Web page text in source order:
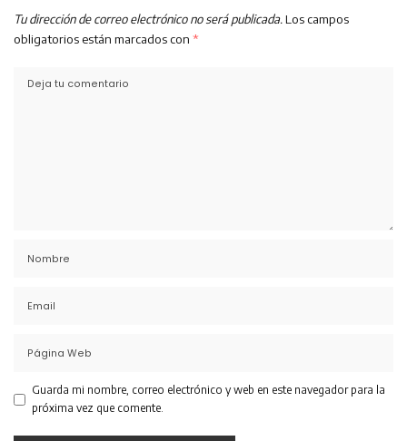
Tu dirección de correo electrónico no será publicada. Los campos
obligatorios están marcados con *
Guarda mi nombre, correo electrónico y web en este navegador para la
próxima vez que comente.